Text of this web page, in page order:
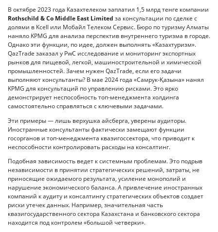
В октябре 2023 года Казахтелеком заплатил 1,5 млрд тенге компании
Rothschild & Co Middle East Limited за консультации по сделке с
долями в Kcell или Мобайл Телеком Сервис. Бюро по туризму Алматы
наняло KPMG для анализа перспектив внутреннего туризма в городе.
Однако эти функции, по идее, должен выполнять «Казахтуризм».
QazTrade заказал у PwC исследование и мониторинг экспортных
рынков для пищевой, легкой, машиностроительной и химической
промышленностей. Зачем нужен QazTrade, если его задачи
выполняют консультанты? В мае 2024 года «Самрук-Қазына» нанял
KPMG для консультаций по управлению рисками. Это ярко
демонстрирует неспособность топ-менеджмента холдинга
самостоятельно справляться с ключевыми задачами.
Эти примеры — лишь верхушка айсберга, уверены аудиторы.
Иностранные консультанты фактически замещают функции
госорганов и топ-менеджмента квазигоссектора, что приводит к
неспособности контролировать расходы на консалтинг.
Подобная зависимость ведет к системным проблемам. Это подрыв
независимости в принятии стратегических решений, затраты, не
приносящие ожидаемого результата, усиление монополий и
нарушение экономического баланса. А привлечение иностранных
компаний к аудиту и консалтингу стратегических объектов создает
риски утечек данных. Например, значительная часть
квазигосударственного сектора Казахстана и банковского сектора
находится под контролем «большой четверки».